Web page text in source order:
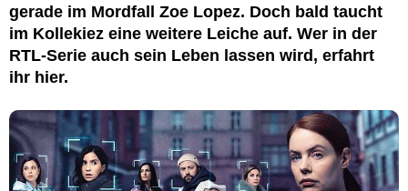
gerade im Mordfall Zoe Lopez. Doch bald taucht
im Kollekiez eine weitere Leiche auf. Wer in der
RTL-Serie auch sein Leben lassen wird, erfahrt
ihr hier.